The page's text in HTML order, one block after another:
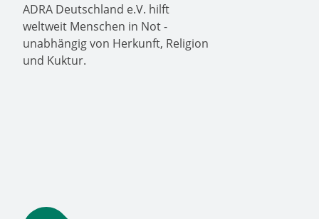
ADRA Deutschland e.V. hilft
weltweit Menschen in Not -
unabhängig von Herkunft, Religion
und Kuktur.